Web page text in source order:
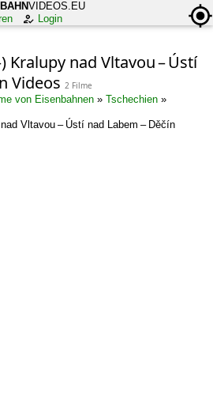
BAHNVIDEOS.EU
Login
nad Vltavou – Ústí
Videos 2 Filme
von Eisenbahnen » Tschechien »
Vltavou – Ústí nad Labem – Děčín